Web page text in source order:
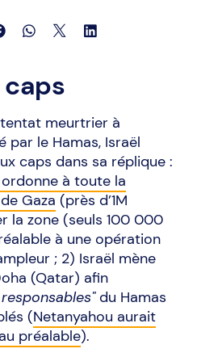
caps
meurtrier à
par le Hamas, Israël
caps dans sa réplique :
ordonne à toute la
Gaza (près d’1M
la zone (seuls 100 000
à une opération
; 2) Israël mène
(Qatar) afin
du Hamas
(Netanyahou aurait
préalable).